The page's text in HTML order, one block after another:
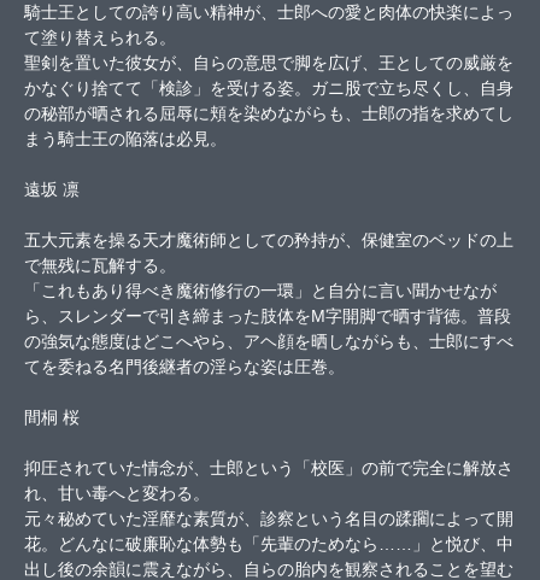
騎士王としての誇り高い精神が、士郎への愛と肉体の快楽によっ
て塗り替えられる。
聖剣を置いた彼女が、自らの意思で脚を広げ、王としての威厳を
かなぐり捨てて「検診」を受ける姿。ガニ股で立ち尽くし、自身
の秘部が晒される屈辱に頬を染めながらも、士郎の指を求めてし
まう騎士王の陥落は必見。
遠坂 凛
五大元素を操る天才魔術師としての矜持が、保健室のベッドの上
で無残に瓦解する。
「これもあり得べき魔術修行の一環」と自分に言い聞かせなが
ら、スレンダーで引き締まった肢体をM字開脚で晒す背徳。普段
の強気な態度はどこへやら、アヘ顔を晒しながらも、士郎にすべ
てを委ねる名門後継者の淫らな姿は圧巻。
間桐 桜
抑圧されていた情念が、士郎という「校医」の前で完全に解放さ
れ、甘い毒へと変わる。
元々秘めていた淫靡な素質が、診察という名目の蹂躙によって開
花。どんなに破廉恥な体勢も「先輩のためなら……」と悦び、中
出し後の余韻に震えながら、自らの胎内を観察されることを望む